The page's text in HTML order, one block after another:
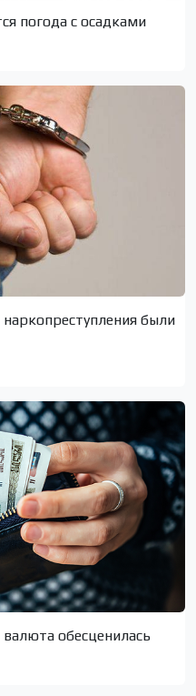
погода с осадками
наркопреступления были
обесценилась